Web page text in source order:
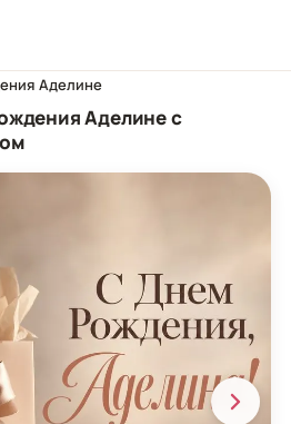
Аделине
Аделине с